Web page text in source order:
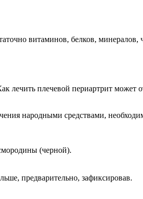
витаминов, белков, минералов,
плечевой периартрит может
народными средствами,
(черной).
предварительно, зафиксировав.